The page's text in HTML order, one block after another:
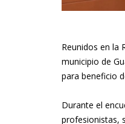
Reunidos en la
municipio de
para beneficio
Durante el
profesionistas,